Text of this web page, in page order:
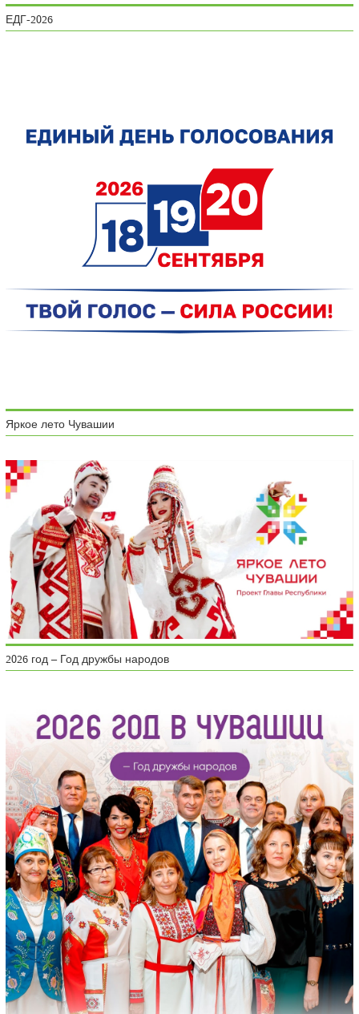
ЕДГ-2026
Яркое лето Чувашии
2026 год – Год дружбы народов